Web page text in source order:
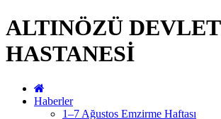
ALTINÖZÜ DEVLET
HASTANESİ
Haberler
1–7 Ağustos Emzirme Haftası